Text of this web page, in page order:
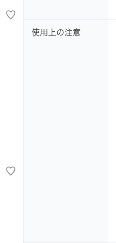
使用上の注意